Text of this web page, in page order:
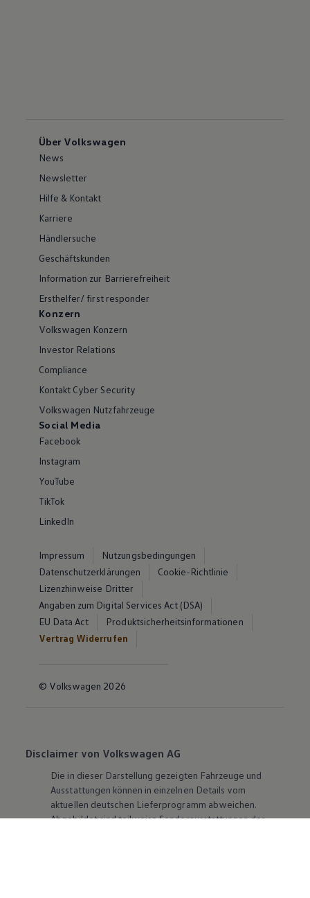
Über Volkswagen
News
Newsletter
Hilfe & Kontakt
Karriere
Händlersuche
Geschäftskunden
Information zur Barrierefreiheit
Ersthelfer/ first responder
Konzern
Volkswagen Konzern
Investor Relations
Compliance
Kontakt Cyber Security
Volkswagen Nutzfahrzeuge
Social Media
Facebook
Instagram
YouTube
TikTok
LinkedIn
Impressum
Nutzungsbedingungen
Datenschutzerklärungen
Cookie-Richtlinie
Lizenzhinweise Dritter
Angaben zum Digital Services Act (DSA)
EU Data Act
Produktsicherheitsinformationen
Vertrag Widerrufen
© Volkswagen 2026
Disclaimer von Volkswagen AG
Die in dieser Darstellung gezeigten Fahrzeuge und
Ausstattungen können in einzelnen Details vom
aktuellen deutschen Lieferprogramm abweichen.
Abgebildet sind teilweise Sonderausstattungen der